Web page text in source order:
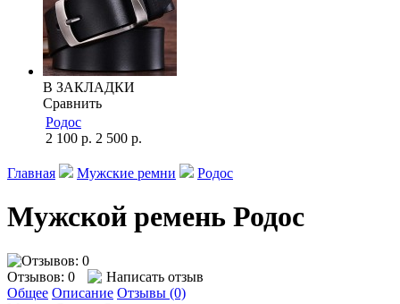
В ЗАКЛАДКИ
Сравнить
Родос
2 100 р. 2 500 р.
Главная Мужские ремни Родос
Мужской ремень Родос
Отзывов: 0
Написать отзыв
Общее Описание Отзывы (0)